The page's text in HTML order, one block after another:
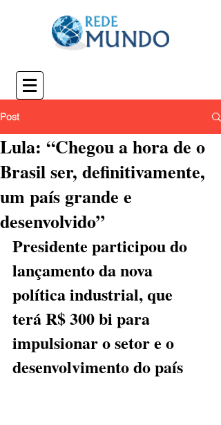
Post
Lula: “Chegou a hora de o
Brasil ser, definitivamente,
um país grande e
desenvolvido”
Presidente participou do
lançamento da nova
política industrial, que
terá R$ 300 bi para
impulsionar o setor e o
desenvolvimento do país